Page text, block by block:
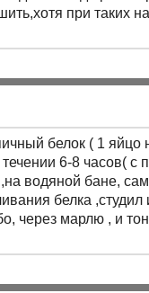
при таких
белок ( 1 яйцо
6-8 часов( с
водяной бане,
белка ,студил
через марлю , и